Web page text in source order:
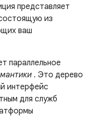
представляет
из
ваш
параллельное
. Это дерево
интерфейс
для служб